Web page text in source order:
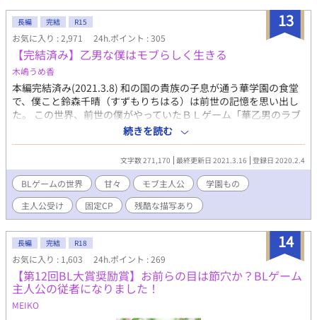
プになります。
13
長編 完結 R15
お気に入り : 2,971 24h.ポイント : 305
【完結済み】乙男な僕はモブらしく生きる
木嶋うめ香
本編完結済み(2021.3.8) 和の国の貴族の子息が通う華学園の食堂
で、僕こと鈴森千晴（すずもりちはる）は前世の記憶を思い出し
た。 この世界、前世の僕がやっていたＢＬゲーム「華乙男のラブ
日和」じゃないか？ 鈴森千晴なんて登場人物、ゲームには居なか
ったから僕のポジションはモブなんだろう。 もうすぐ主人公が転
校してくる。 僕の片思いの相手山城雅（やましろみやび）も攻略
対象者の一人だ。 これから僕は主人公と雅が仲良くなっていくの
を見てなきゃいけないのか。 片思いだって分ってるから、諦めな
きゃいけないのは分ってるけど、やっぱり辛いよどうしたらいい
んだろう。
続きを読む
文字数 271,170 最終更新日 2021.3.16 登録日 2020.2.4
BLゲームの世界 甘々 モブ主人公
学園もの
主人公受け
固定CP 残酷な描写あり
14
長編 完結 R18
お気に入り : 1,603 24h.ポイント : 269
【第12回BL大賞奨励賞】お前らの目は節穴か？BLゲーム
主人公の従者になりました！
MEIKO